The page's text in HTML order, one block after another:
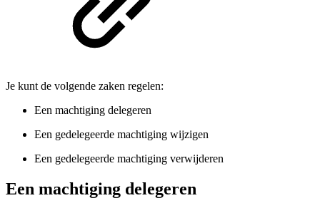
Je kunt de volgende zaken regelen:
Een machtiging delegeren
Een gedelegeerde machtiging wijzigen
Een gedelegeerde machtiging verwijderen
Een machtiging delegeren